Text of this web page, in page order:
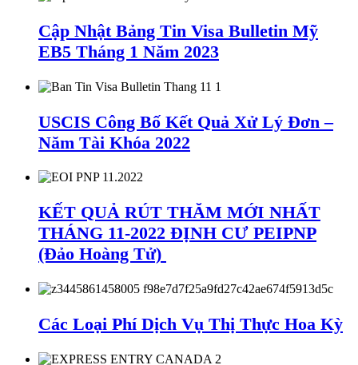
Cập Nhật Bảng Tin Visa Bulletin Mỹ
EB5 Tháng 1 Năm 2023
USCIS Công Bố Kết Quả Xử Lý Đơn –
Năm Tài Khóa 2022
KẾT QUẢ RÚT THĂM MỚI NHẤT
THÁNG 11-2022 ĐỊNH CƯ PEIPNP
(Đảo Hoàng Tử)
Các Loại Phí Dịch Vụ Thị Thực Hoa Kỳ